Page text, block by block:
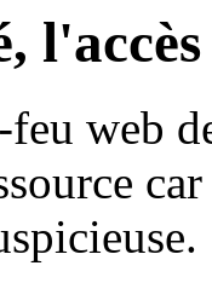
feu web